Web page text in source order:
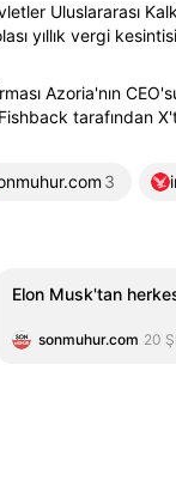
Uluslararası
yıllık vergi
Azoria'nın
tarafından
3
Elon Musk'tan
sonmuhur.com 20